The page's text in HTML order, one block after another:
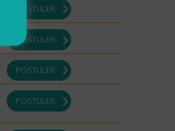
POSTULER
POSTULER
POSTULER
POSTULER